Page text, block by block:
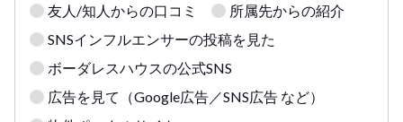
友人/知人からの口コミ
所属先からの紹介
SNSインフルエンサーの投稿を見た
ボーダレスハウスの公式SNS
広告を見て（Google広告／SNS広告 など）